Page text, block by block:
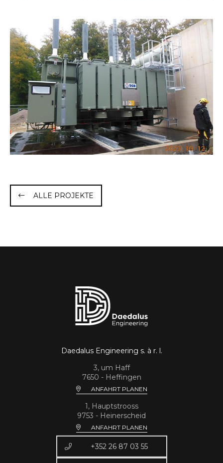
ALLE PROJEKTE
Daedalus Engineering s. à r. l.
3, um Haff
7650 - Heffingen
ANFAHRT PLANEN
1, Hauptstrooss
9753 - Heinerscheid
ANFAHRT PLANEN
+352 26 87 03 55